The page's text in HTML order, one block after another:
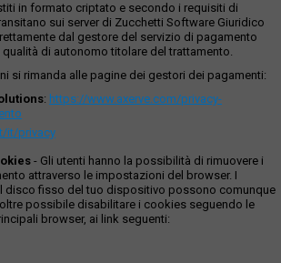
in formato criptato e secondo i requisiti di
sui server di Zucchetti Software Giuridico
dal gestore del servizio di pagamento
di autonomo titolare del trattamento.
si rimanda alle pagine dei gestori dei pagamenti:
: https://www.axerve.com/privacy-
it/privacy
- Gli utenti hanno la possibilità di rimuovere i
attraverso le impostazioni del browser. I
disco fisso del tuo dispositivo possono comunque
possibile disabilitare i cookies seguendo le
browser, ai link seguenti: